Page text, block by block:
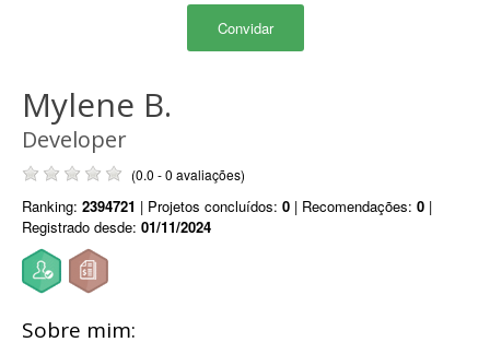
Convidar
Mylene B.
Developer
(0.0 - 0 avaliações)
Ranking: 2394721 | Projetos concluídos: 0 | Recomendações: 0 |
Registrado desde: 01/11/2024
Sobre mim: